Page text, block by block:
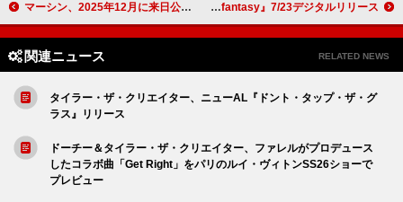
マーシン、2025年12月に来日公演決定 ELAIZA、ニューAL『fantasy』7/23デジタルリリース
関連ニュース RELATED NEWS
タイラー・ザ・クリエイター、ニューAL『ドント・タップ・ザ・グ
ラス』リリース
ドーチー＆タイラー・ザ・クリエイター、ファレルがプロデュース
したコラボ曲「Get Right」をパリのルイ・ヴィトンSS26ショーで
プレビュー